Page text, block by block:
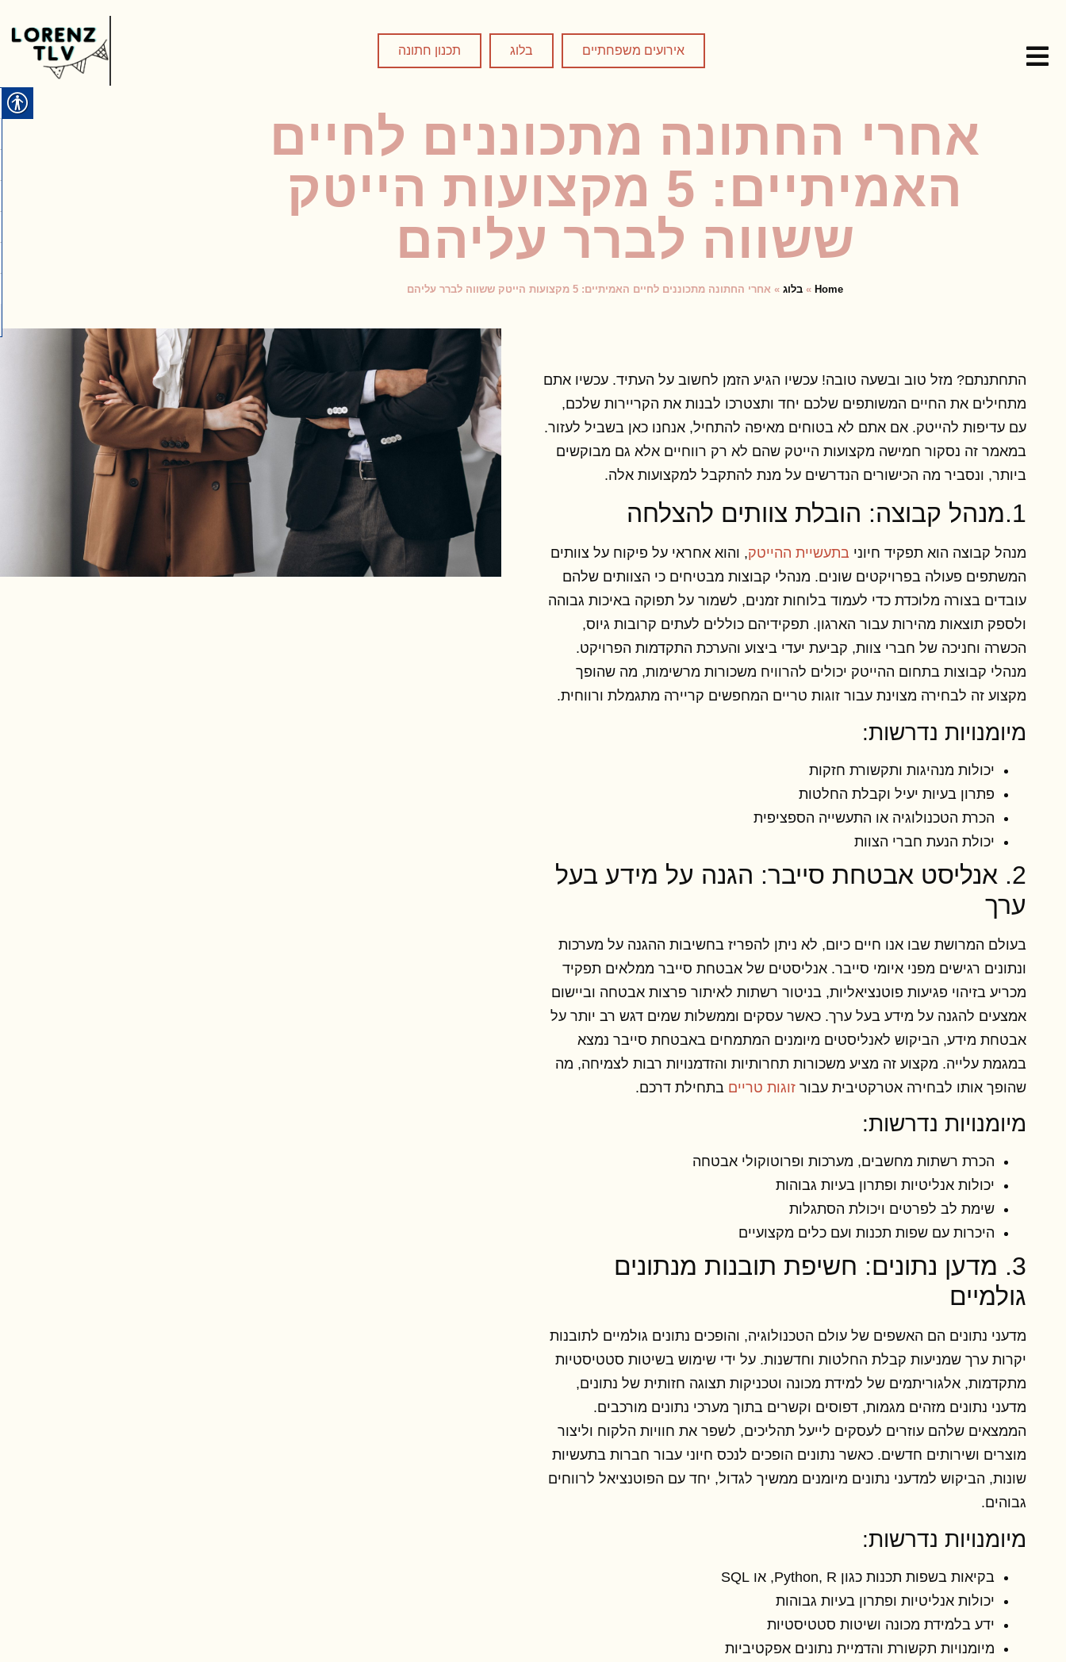
אירועים משפחתיים בלוג תכנון חתונה
אחרי החתונה מתכוננים לחיים
האמיתיים: 5 מקצועות הייטק
ששווה לברר עליהם
Home
»בלוג »אחרי החתונה מתכוננים לחיים האמיתיים: 5 מקצועות הייטק ששווה לברר עליהם
התחתנתם? מזל טוב ובשעה טובה! עכשיו הגיע הזמן לחשוב על העתיד. עכשיו אתם
מתחילים את החיים המשותפים שלכם יחד ותצטרכו לבנות את הקריירות שלכם,
עם עדיפות להייטק. אם אתם לא בטוחים מאיפה להתחיל, אנחנו כאן בשביל לעזור.
במאמר זה נסקור חמישה מקצועות הייטק שהם לא רק רווחיים אלא גם מבוקשים
ביותר, ונסביר מה הכישורים הנדרשים על מנת להתקבל למקצועות אלה.
1.מנהל קבוצה: הובלת צוותים להצלחה
מנהל קבוצה הוא תפקיד חיוני בתעשיית ההייטק, והוא אחראי על פיקוח על צוותים
המשתפים פעולה בפרויקטים שונים. מנהלי קבוצות מבטיחים כי הצוותים שלהם
עובדים בצורה מלוכדת כדי לעמוד בלוחות זמנים, לשמור על תפוקה באיכות גבוהה
ולספק תוצאות מהירות עבור הארגון. תפקידיהם כוללים לעתים קרובות גיוס,
הכשרה וחניכה של חברי צוות, קביעת יעדי ביצוע והערכת התקדמות הפרויקט.
מנהלי קבוצות בתחום ההייטק יכולים להרוויח משכורות מרשימות, מה שהופך
מקצוע זה לבחירה מצוינת עבור זוגות טריים המחפשים קריירה מתגמלת ורווחית.
מיומנויות נדרשות:
יכולות מנהיגות ותקשורת חזקות
פתרון בעיות יעיל וקבלת החלטות
הכרת הטכנולוגיה או התעשייה הספציפית
יכולת הנעת חברי הצוות
2. אנליסט אבטחת סייבר: הגנה על מידע בעל
ערך
בעולם המרושת שבו אנו חיים כיום, לא ניתן להפריז בחשיבות ההגנה על מערכות
ונתונים רגישים מפני איומי סייבר. אנליסטים של אבטחת סייבר ממלאים תפקיד
מכריע בזיהוי פגיעות פוטנציאליות, בניטור רשתות לאיתור פרצות אבטחה וביישום
אמצעים להגנה על מידע בעל ערך. כאשר עסקים וממשלות שמים דגש רב יותר על
אבטחת מידע, הביקוש לאנליסטים מיומנים המתמחים באבטחת סייבר נמצא
במגמת עלייה. מקצוע זה מציע משכורות תחרותיות והזדמנויות רבות לצמיחה, מה
שהופך אותו לבחירה אטרקטיבית עבור זוגות טריים בתחילת דרכם.
מיומנויות נדרשות:
הכרת רשתות מחשבים, מערכות ופרוטוקולי אבטחה
יכולות אנליטיות ופתרון בעיות גבוהות
שימת לב לפרטים ויכולת הסתגלות
היכרות עם שפות תכנות ועם כלים מקצועיים
3. מדען נתונים: חשיפת תובנות מנתונים
גולמיים
מדעני נתונים הם האשפים של עולם הטכנולוגיה, והופכים נתונים גולמיים לתובנות
יקרות ערך שמניעות קבלת החלטות וחדשנות. על ידי שימוש בשיטות סטטיסטיות
מתקדמות, אלגוריתמים של למידת מכונה וטכניקות תצוגה חזותית של נתונים,
מדעני נתונים מזהים מגמות, דפוסים וקשרים בתוך מערכי נתונים מורכבים.
הממצאים שלהם עוזרים לעסקים לייעל תהליכים, לשפר את חוויות הלקוח וליצור
מוצרים ושירותים חדשים. כאשר נתונים הופכים לנכס חיוני עבור חברות בתעשיות
שונות, הביקוש למדעני נתונים מיומנים ממשיך לגדול, יחד עם הפוטנציאל לרווחים
גבוהים.
מיומנויות נדרשות:
בקיאות בשפות תכנות כגון Python, R, או SQL
יכולות אנליטיות ופתרון בעיות גבוהות
ידע בלמידת מכונה ושיטות סטטיסטיות
מיומנויות תקשורת והדמיית נתונים אפקטיביות